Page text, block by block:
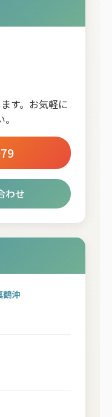
す。お気軽に
わせ
鶴沖